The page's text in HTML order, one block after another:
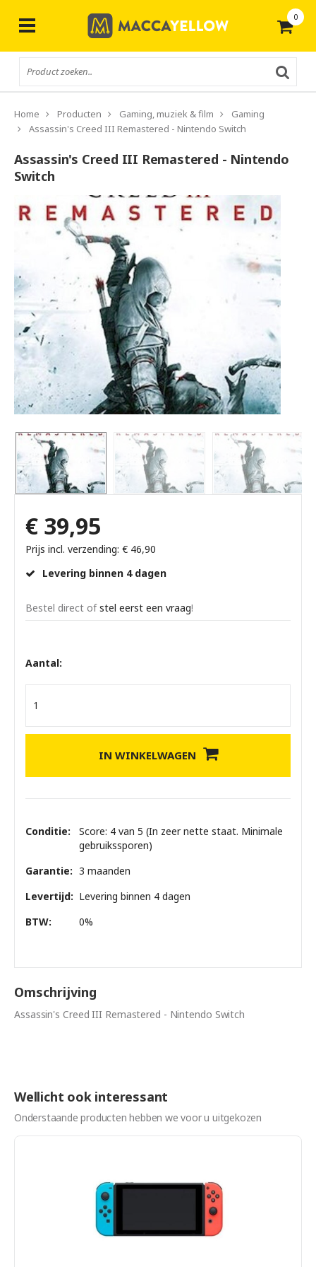
0
Home Producten Gaming, muziek & film
Gaming
Assassin's Creed III Remastered - Nintendo Switch
Assassin's Creed III Remastered - Nintendo
Switch
€ 39,95
Prijs incl. verzending: € 46,90
Levering binnen 4 dagen
Bestel direct ofstel eerst een vraag!
Aantal:
IN WINKELWAGEN
Conditie:
Score: 4 van 5 (In zeer nette staat. Minimale
gebruikssporen)
Garantie: 3 maanden
Levertijd: Levering binnen 4 dagen
BTW:
0%
Omschrijving
Assassin's Creed III Remastered - Nintendo Switch
Wellicht ook interessant
Onderstaande producten hebben we voor u uitgekozen